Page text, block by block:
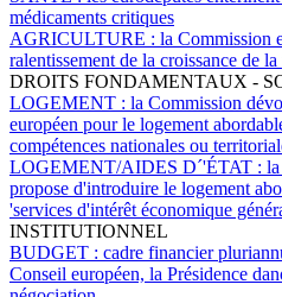
médicaments critiques
AGRICULTURE : la Commission
ralentissement de la croissance de
DROITS FONDAMENTAUX -
LOGEMENT : la Commission
européen pour le logement
compétences nationales ou
LOGEMENT/AIDES D´'ÉTAT :
propose d'introduire le logement
'services d'intérêt économique
INSTITUTIONNEL
BUDGET : cadre financier
Conseil européen, la Présidence